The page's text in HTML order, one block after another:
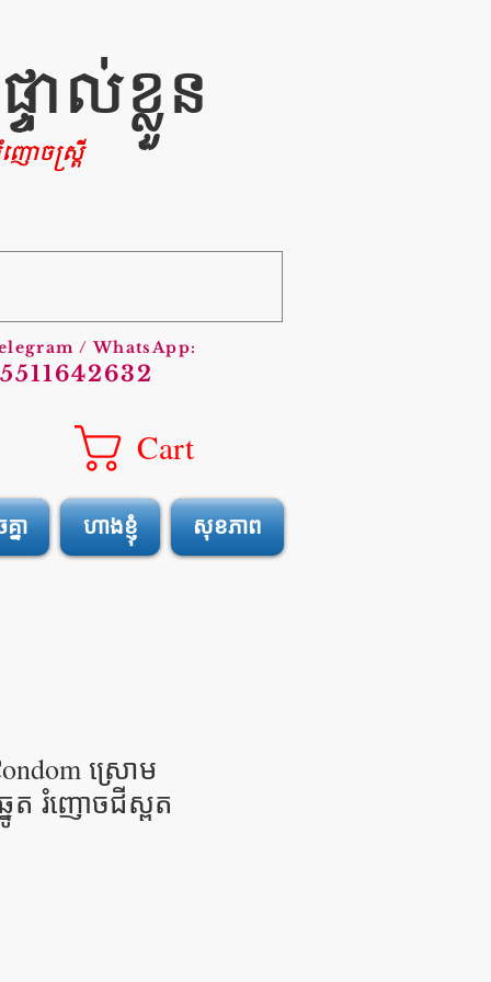
ល់ខ្លួន
ោចស្រ្តី
/ WhatsApp:
Cart
ា ហាងខ្ញុំ សុខភាព
ស្រោម
ត រំញោចជីស្ពត